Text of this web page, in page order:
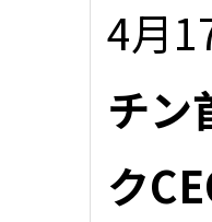
4月
チン
ク